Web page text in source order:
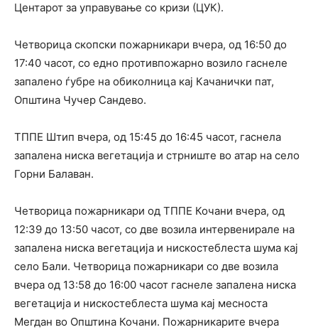
Центарот за управување со кризи (ЦУК).
Четворица скопски пожарникари вчера, од 16:50 до
17:40 часот, со едно противпожарно возило гаснеле
запалено ѓубре на обиколница кај Качанички пат,
Општина Чучер Сандево.
ТППЕ Штип вчера, од 15:45 до 16:45 часот, гаснела
запалена ниска вегетација и стрниште во атар на село
Горни Балаван.
Четворица пожарникари од ТППЕ Кочани вчера, од
12:39 до 13:50 часот, со две возила интервенирале на
запалена ниска вегетација и нискостеблеста шума кај
село Бали. Четворица пожарникари со две возила
вчера од 13:58 до 16:00 часот гаснеле запалена ниска
вегетација и нискостеблеста шума кај месноста
Мегдан во Општина Кочани. Пожарникарите вчера